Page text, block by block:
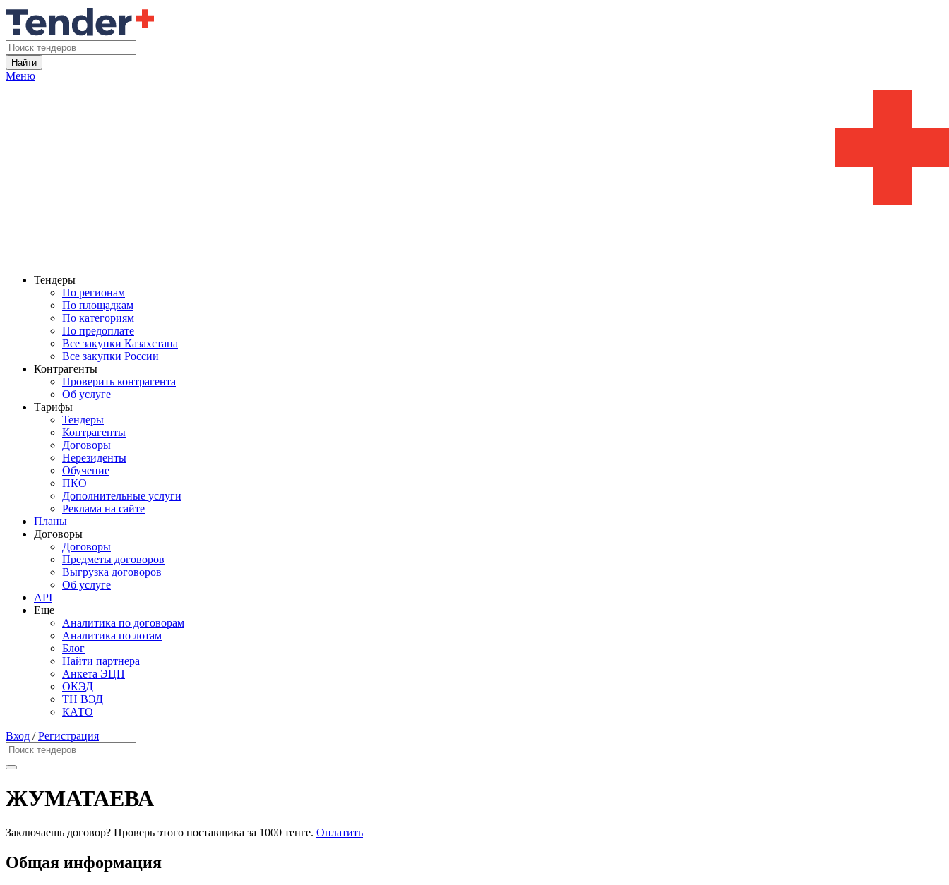
Найти
Меню
Тендеры
По регионам
По площадкам
По категориям
По предоплате
Все закупки Казахстана
Все закупки России
Контрагенты
Проверить контрагента
Об услуге
Тарифы
Тендеры
Контрагенты
Договоры
Нерезиденты
Обучение
ПКО
Дополнительные услуги
Реклама на сайте
Планы
Договоры
Договоры
Предметы договоров
Выгрузка договоров
Об услуге
API
Еще
Аналитика по договорам
Аналитика по лотам
Блог
Найти партнера
Анкета ЭЦП
ОКЭД
ТН ВЭД
КАТО
Вход /Регистрация
ЖУМАТАЕВА
Заключаешь договор? Проверь этого поставщика за 1000 тенге. Оплатить
Общая информация